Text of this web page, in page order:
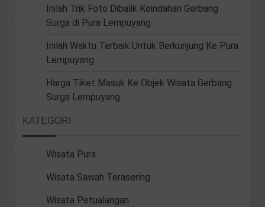
Inilah Trik Foto Dibalik Keindahan Gerbang
Surga di Pura Lempuyang
Inilah Waktu Terbaik Untuk Berkunjung Ke Pura
Lempuyang
Harga Tiket Masuk Ke Objek Wisata Gerbang
Surga Lempuyang
KATEGORI
Wisata Pura
Wisata Sawah Terasering
Wisata Petualangan